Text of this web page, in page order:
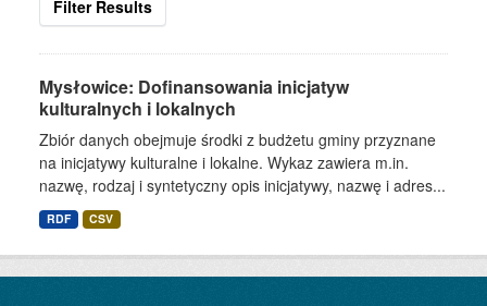
Filter Results
Mysłowice: Dofinansowania inicjatyw
kulturalnych i lokalnych
Zbiór danych obejmuje środki z budżetu gminy przyznane
na inicjatywy kulturalne i lokalne. Wykaz zawiera m.in.
nazwę, rodzaj i syntetyczny opis inicjatywy, nazwę i adres...
RDF CSV